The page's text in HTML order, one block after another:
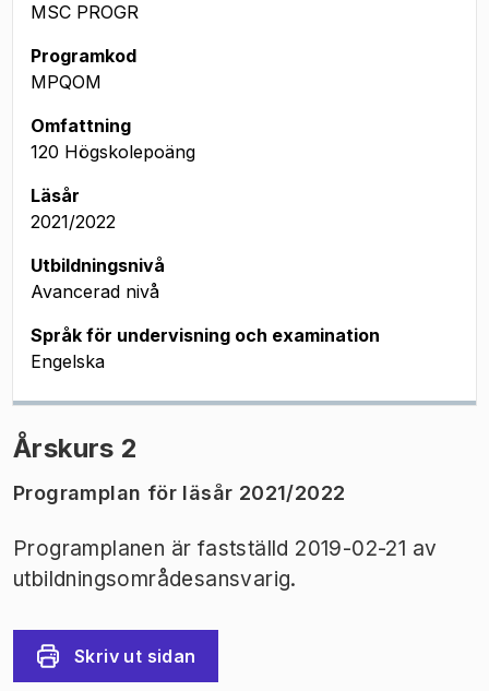
MSC PROGR
Programkod
MPQOM
Omfattning
120 Högskolepoäng
Läsår
2021/2022
Utbildningsnivå
Avancerad nivå
Språk för undervisning och examination
Engelska
Årskurs 2
Programplan för läsår 2021/2022
Programplanen är fastställd 2019-02-21 av
utbildningsområdesansvarig.
Skriv ut sidan